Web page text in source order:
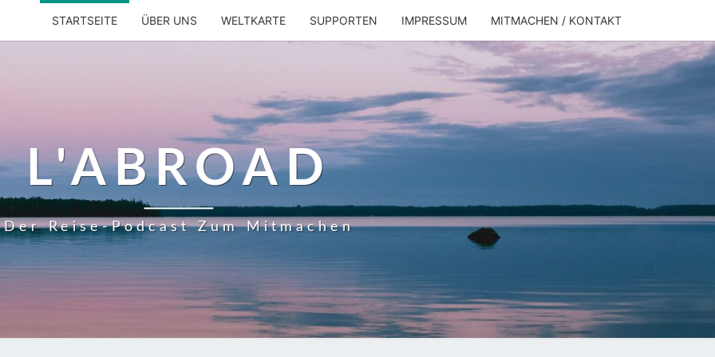
STARTSEITE ÜBER UNS WELTKARTE SUPPORTEN IMPRESSUM MITMACHEN / KONTAKT
L'ABROAD
Der Reise-Podcast Zum Mitmachen